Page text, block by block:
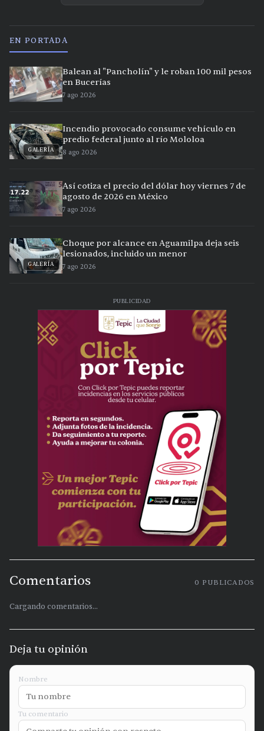
EN PORTADA
Balean al "Pancholín" y le roban 100 mil pesos
en Bucerías
7 ago 2026
GALERÍA
Incendio provocado consume vehículo en
predio federal junto al río Mololoa
8 ago 2026
Así cotiza el precio del dólar hoy viernes 7 de
agosto de 2026 en México
7 ago 2026
GALERÍA
Choque por alcance en Aguamilpa deja seis
lesionados, incluido un menor
7 ago 2026
PUBLICIDAD
Comentarios 0 PUBLICADOS
Cargando comentarios...
Deja tu opinión
Nombre
Tu comentario